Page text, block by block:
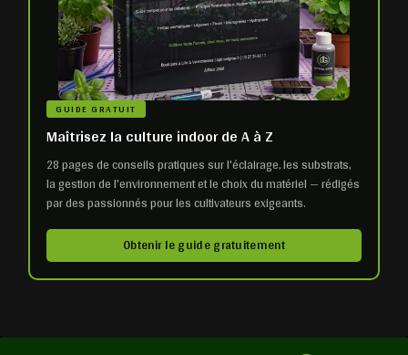
GUIDE GRATUIT
Maîtrisez la culture indoor de A à Z
28 pages de conseils pratiques sur l'éclairage, les substrats,
la gestion de l'environnement et le choix du matériel — rédigés
par des passionnés pour les cultivateurs exigeants.
Obtenir le guide gratuitement